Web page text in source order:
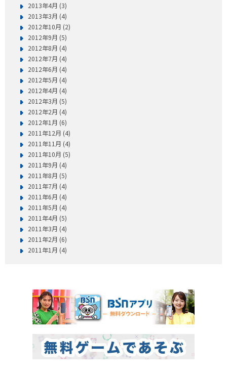
2013年4月 (3)
2013年3月 (4)
2012年10月 (2)
2012年9月 (5)
2012年8月 (4)
2012年7月 (4)
2012年6月 (4)
2012年5月 (4)
2012年4月 (4)
2012年3月 (5)
2012年2月 (4)
2012年1月 (6)
2011年12月 (4)
2011年11月 (4)
2011年10月 (5)
2011年9月 (4)
2011年8月 (5)
2011年7月 (4)
2011年6月 (4)
2011年5月 (4)
2011年4月 (5)
2011年3月 (4)
2011年2月 (6)
2011年1月 (4)